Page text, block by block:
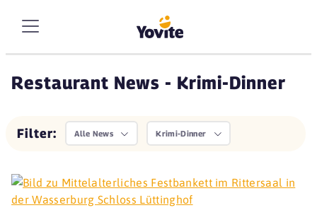
Restaurant News - Krimi-Dinner
Filter: Alle News Krimi-Dinner